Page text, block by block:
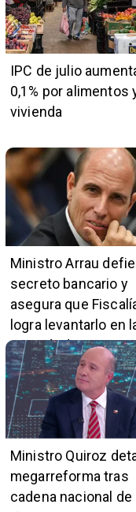
IPC de julio
0,1% por alimentos
vivienda
Ministro Arrau
secreto bancario y
asegura que
logra levantarlo en
mayoría de casos
Ministro Quiroz
megarreforma tras
cadena nacional de